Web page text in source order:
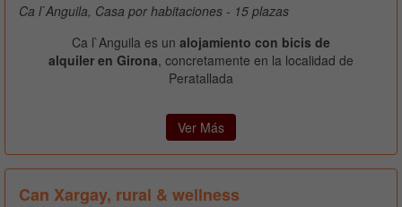
Ca l`Anguila, Casa por habitaciones - 15 plazas
Ca l`Anguila es un alojamiento con bicis de
alquiler en Girona, concretamente en la localidad de
Peratallada
Ver Más
Can Xargay, rural & wellness